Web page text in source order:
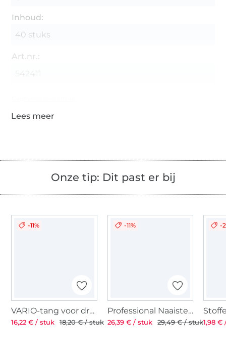
Inhoud:
40 stuks
Art.nr.:
Onze tip: Dit past er bij
-11%
VARIO-tang voor drukknopen met 2 ponsmatrijzen
16,22 € / stuk 18,20 € / stuk
-11%
Professional Naaistersschaar ST 8'' 21 cm
26,39 € / stuk 29,49 € / stuk
-
1,98 €